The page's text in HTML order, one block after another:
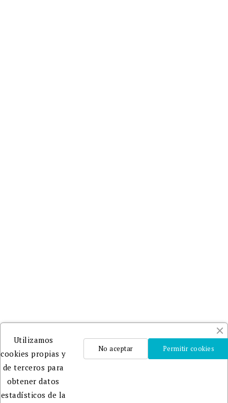
Utilizamos
cookies propias y
de terceros para
obtener datos
estadísticos de la
Permitir cookies
No aceptar